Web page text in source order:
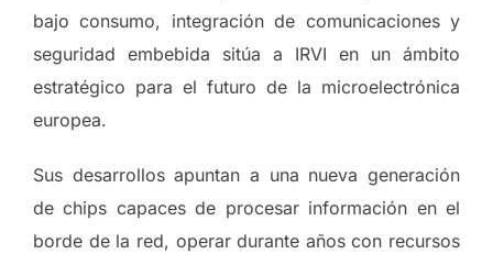
bajo consumo, integración de comunicaciones y
seguridad embebida sitúa a IRVI en un ámbito
estratégico para el futuro de la microelectrónica
europea.
Sus desarrollos apuntan a una nueva generación
de chips capaces de procesar información en el
borde de la red, operar durante años con recursos